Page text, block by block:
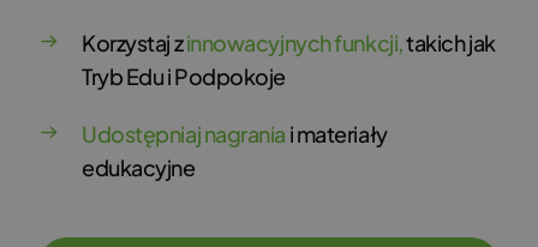
Korzystaj zinnowacyjnych funkcji,takich jak
Tryb Edu i Podpokoje
Udostępniaj nagrania i materiały
edukacyjne